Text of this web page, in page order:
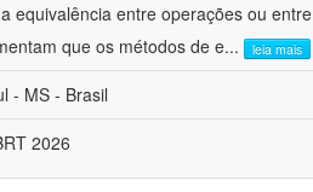
equivalência entre operações ou entre
que os métodos de e... leia mais
- MS - Brasil
2026